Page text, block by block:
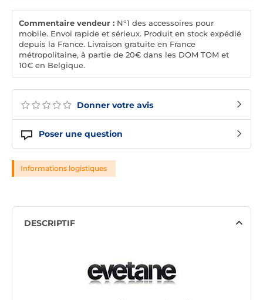
Donner votre avis
Poser une question
Commentaire vendeur : N°1 des accessoires pour
mobile. Envoi rapide et sérieux. Produit en stock expédié
depuis la France. Livraison gratuite en France
métropolitaine, à partie de 20€ dans les DOM TOM et
10€ en Belgique.
Informations logistiques
DESCRIPTIF